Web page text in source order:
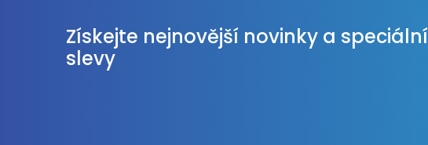
Získejte nejnovější novinky a speciální
slevy